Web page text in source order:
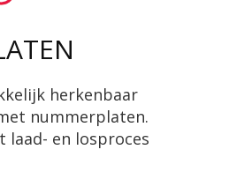
herkenbaar
nummerplaten.
laad- en losproces